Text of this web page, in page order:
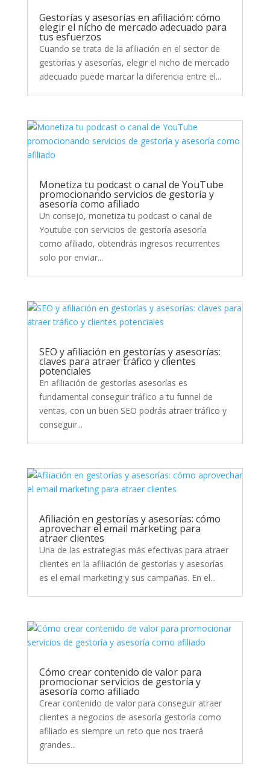
Gestorías y asesorías en afiliación: cómo
elegir el nicho de mercado adecuado para
tus esfuerzos
Cuando se trata de la afiliación en el sector de
gestorías y asesorías, elegir el nicho de mercado
adecuado puede marcar la diferencia entre el...
Monetiza tu podcast o canal de YouTube
promocionando servicios de gestoría y
asesoría como afiliado
Un consejo, monetiza tu podcast o canal de
Youtube con servicios de gestoría asesoría
como afiliado, obtendrás ingresos recurrentes
solo por enviar...
SEO y afiliación en gestorías y asesorías:
claves para atraer tráfico y clientes
potenciales
En afiliación de gestorías asesorías es
fundamental conseguir tráfico a tu funnel de
ventas, con un buen SEO podrás atraer tráfico y
conseguir...
Afiliación en gestorías y asesorías: cómo
aprovechar el email marketing para
atraer clientes
Una de las estrategias más efectivas para atraer
clientes en la afiliación de gestorías y asesorías
es el email marketing y sus campañas. En el...
Cómo crear contenido de valor para
promocionar servicios de gestoría y
asesoría como afiliado
Crear contenido de valor para conseguir atraer
clientes a negocios de asesoría gestoría como
afiliado es siempre un reto que nos traerá
grandes...